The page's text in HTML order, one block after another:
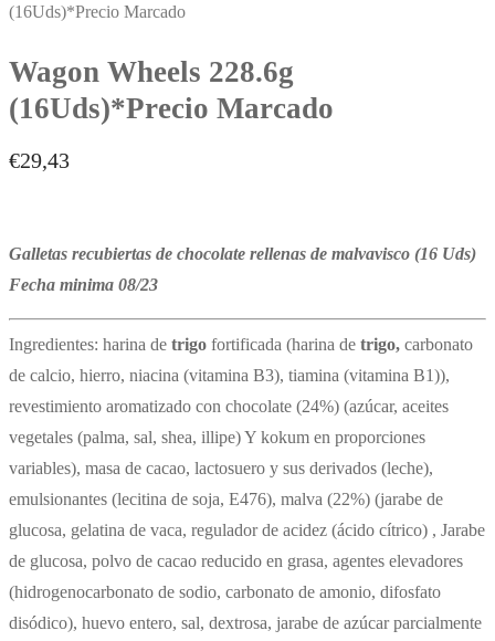
(16Uds)*Precio Marcado
Wagon Wheels 228.6g
(16Uds)*Precio Marcado
€29,43
Galletas recubiertas de chocolate rellenas de malvavisco (16 Uds)
Fecha minima 08/23
Ingredientes: harina de trigo fortificada (harina de trigo, carbonato
de calcio, hierro, niacina (vitamina B3), tiamina (vitamina B1)),
revestimiento aromatizado con chocolate (24%) (azúcar, aceites
vegetales (palma, sal, shea, illipe) Y kokum en proporciones
variables), masa de cacao, lactosuero y sus derivados (leche),
emulsionantes (lecitina de soja, E476), malva (22%) (jarabe de
glucosa, gelatina de vaca, regulador de acidez (ácido cítrico) , Jarabe
de glucosa, polvo de cacao reducido en grasa, agentes elevadores
(hidrogenocarbonato de sodio, carbonato de amonio, difosfato
disódico), huevo entero, sal, dextrosa, jarabe de azúcar parcialmente